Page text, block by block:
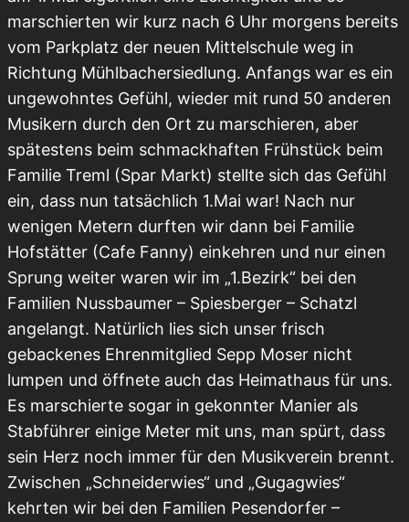
marschierten wir kurz nach 6 Uhr morgens bereits
vom Parkplatz der neuen Mittelschule weg in
Richtung Mühlbachersiedlung. Anfangs war es ein
ungewohntes Gefühl, wieder mit rund 50 anderen
Musikern durch den Ort zu marschieren, aber
spätestens beim schmackhaften Frühstück beim
Familie Treml (Spar Markt) stellte sich das Gefühl
ein, dass nun tatsächlich 1.Mai war! Nach nur
wenigen Metern durften wir dann bei Familie
Hofstätter (Cafe Fanny) einkehren und nur einen
Sprung weiter waren wir im „1.Bezirk“ bei den
Familien Nussbaumer – Spiesberger – Schatzl
angelangt. Natürlich lies sich unser frisch
gebackenes Ehrenmitglied Sepp Moser nicht
lumpen und öffnete auch das Heimathaus für uns.
Es marschierte sogar in gekonnter Manier als
Stabführer einige Meter mit uns, man spürt, dass
sein Herz noch immer für den Musikverein brennt.
Zwischen „Schneiderwies“ und „Gugagwies“
kehrten wir bei den Familien Pesendorfer –